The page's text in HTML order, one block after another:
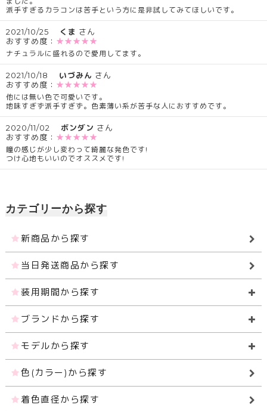
派手すぎるカラコンは苦手という方に是非試してみてほしいです。
2021/10/25 くま さん
おすすめ度： ★★★★★
ナチュラルに盛れるので愛用してます。
2021/10/18 いづみん さん
おすすめ度： ★★★★★
他には無い色で可愛いです。
地味すぎず派手すぎず。色素薄い系が苦手な人におすすめです。
2020/11/02 ボンダン さん
おすすめ度： ★★★★★
瞳の感じが少し変わって綺麗な発色です!
つけ心地もいいのでオススメです!
カテゴリーから探す
新商品から探す
当日発送商品から探す
装用期間から探す
ブランドから探す
モデルから探す
色(カラー)から探す
着色直径から探す